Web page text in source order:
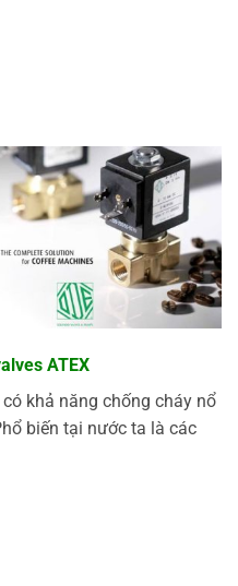
ATEX
khả năng chống cháy nổ
biến tại nước ta là các